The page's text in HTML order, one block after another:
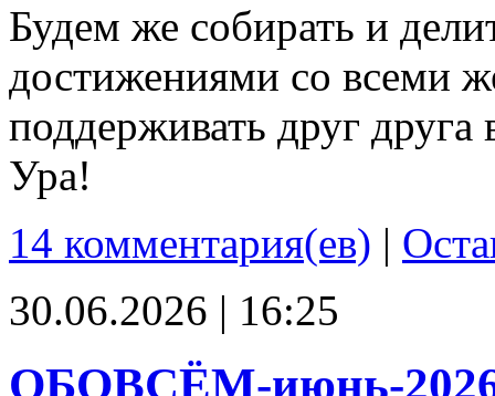
Будем же собирать и
достижениями со всеми
поддерживать друг
Ура!
14 комментария(ев) |
30.06.2026 | 16:25
ОБОВСЁМ-июнь-